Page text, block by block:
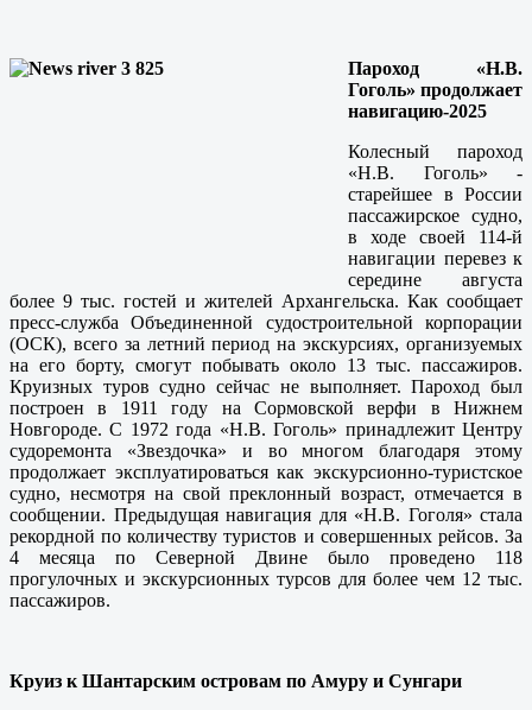
Пароход «Н.В.
Гоголь» продолжает
навигацию-2025
Колесный пароход
«Н.В. Гоголь» -
старейшее в России
пассажирское судно,
в ходе своей 114-й
навигации перевез к
середине августа
более 9 тыс. гостей и жителей Архангельска. Как сообщает
пресс-служба Объединенной судостроительной корпорации
(ОСК), всего за летний период на экскурсиях, организуемых
на его борту, смогут побывать около 13 тыс. пассажиров.
Круизных туров судно сейчас не выполняет. Пароход был
построен в 1911 году на Сормовской верфи в Нижнем
Новгороде. С 1972 года «Н.В. Гоголь» принадлежит Центру
судоремонта «Звездочка» и во многом благодаря этому
продолжает эксплуатироваться как экскурсионно-туристское
судно, несмотря на свой преклонный возраст, отмечается в
сообщении. Предыдущая навигация для «Н.В. Гоголя» стала
рекордной по количеству туристов и совершенных рейсов. За
4 месяца по Северной Двине было проведено 118
прогулочных и экскурсионных турсов для более чем 12 тыс.
пассажиров.
Круиз к Шантарским островам по Амуру и Сунгари